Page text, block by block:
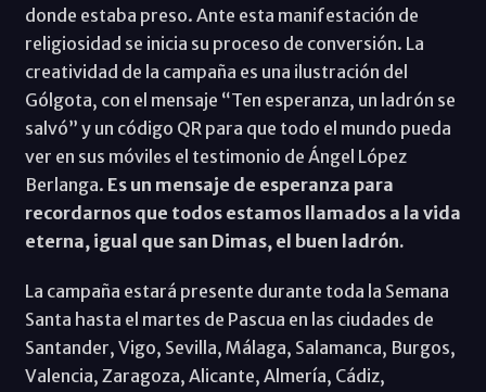
donde estaba preso. Ante esta manifestación de
religiosidad se inicia su proceso de conversión. La
creatividad de la campaña es una ilustración del
Gólgota, con el mensaje “Ten esperanza, un ladrón se
salvó” y un código QR para que todo el mundo pueda
ver en sus móviles el testimonio de Ángel López
Berlanga. Es un mensaje de esperanza para
recordarnos que todos estamos llamados a la vida
eterna, igual que san Dimas, el buen ladrón.
La campaña estará presente durante toda la Semana
Santa hasta el martes de Pascua en las ciudades de
Santander, Vigo, Sevilla, Málaga, Salamanca, Burgos,
Valencia, Zaragoza, Alicante, Almería, Cádiz,